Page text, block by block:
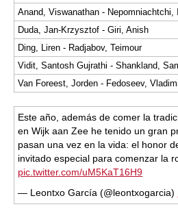
Anand, Viswanathan - Nepomniachtchi,
Duda, Jan-Krzysztof - Giri, Anish
Ding, Liren - Radjabov, Teimour
Vidit, Santosh Gujrathi - Shankland,
Van Foreest, Jorden - Fedoseev,
Este año, además de comer la
en Wijk aan Zee he tenido un gran
pasan una vez en la vida: el honor
invitado especial para comenzar la
pic.twitter.com/uM5KaT16H9
— Leontxo García (@leontxogarcia)